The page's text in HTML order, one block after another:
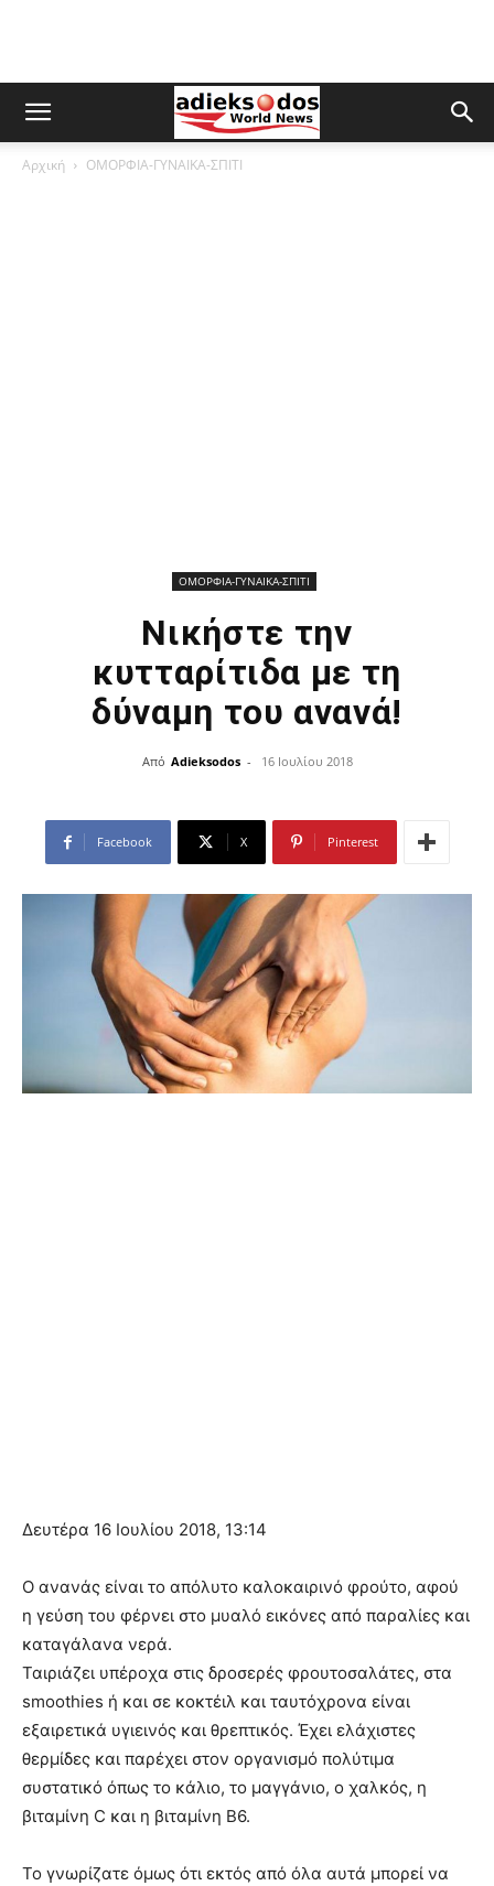
Αρχική ΟΜΟΡΦΙΑ-ΓΥΝΑΙΚΑ-ΣΠΙΤΙ
ΟΜΟΡΦΙΑ-ΓΥΝΑΙΚΑ-ΣΠΙΤΙ
Νικήστε την
κυτταρίτιδα με τη
δύναμη του ανανά!
Από Adieksodos - 16 Ιουλίου 2018
Facebook X Pinterest
Δευτέρα 16 Ιουλίου 2018, 13:14
Ο ανανάς είναι το απόλυτο καλοκαιρινό φρούτο, αφού
η γεύση του φέρνει στο μυαλό εικόνες από παραλίες και
καταγάλανα νερά.
Ταιριάζει υπέροχα στις δροσερές φρουτοσαλάτες, στα
smoothies ή και σε κοκτέιλ και ταυτόχρονα είναι
εξαιρετικά υγιεινός και θρεπτικός. Έχει ελάχιστες
θερμίδες και παρέχει στον οργανισμό πολύτιμα
συστατικό όπως το κάλιο, το μαγγάνιο, ο χαλκός, η
βιταμίνη C και η βιταμίνη Β6.
Το γνωρίζατε όμως ότι εκτός από όλα αυτά μπορεί να